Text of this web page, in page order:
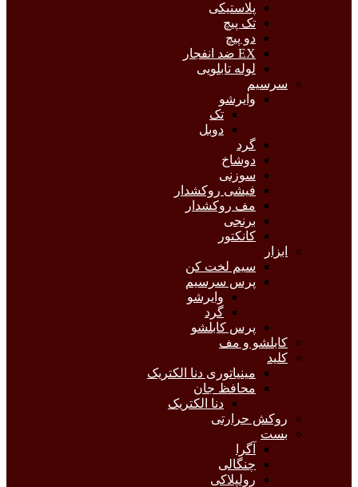
پلاستیکی
تک پیچ
دو پیچ
EX ضد انفجار
لوله تابلویی
سرسیم
وایرشو
تک
دوبل
گرد
دوشاخ
سوزنی
فیشی روکشدار
مف روکشدار
برنجی
کانکتور
ابزار
سیم لخت کن
پرس سرسیم
وایرشو
گرد
پرس کابلشو
کابلشو و مف
کلید
مینیاتوری دنا الکتریک
محافظ جان
دنا الکتریک
روکش حرارتی
بست
آگرا
چنگالی
رولپلاکی